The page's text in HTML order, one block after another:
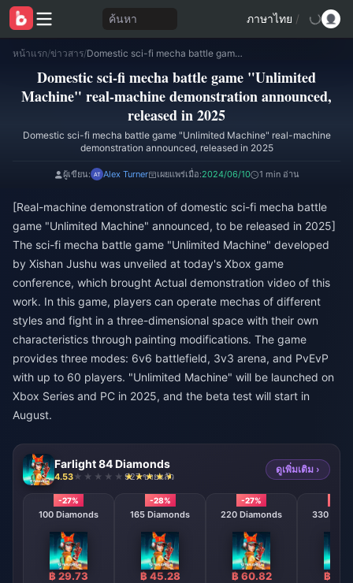
ค้นหา ภาษาไทย /
หน้าแรก/ข่าวสาร/ Domestic sci-fi mecha battle game "Unlimited Machine" real-machine demonstration announced, released in 2025
Domestic sci-fi mecha battle game "Unlimited
Machine" real-machine demonstration announced,
released in 2025
Domestic sci-fi mecha battle game "Unlimited Machine" real-machine
demonstration announced, released in 2025
ผู้เขียน: Alex Turner เผยแพร่เมื่อ:2024/06/10 1 min อ่าน
[Real-machine demonstration of domestic sci-fi mecha battle
game "Unlimited Machine" announced, to be released in 2025]
The sci-fi mecha battle game "Unlimited Machine" developed
by Xishan Jushu was unveiled at today's Xbox game
conference, which brought Actual demonstration video of this
work. In this game, players can operate mechas of different
styles and fight in a three-dimensional space with their own
characteristics through painting modifications. The game
provides three modes: 6v6 battlefield, 3v3 arena, and PvEvP
with up to 60 players. "Unlimited Machine" will be launched on
Xbox Series and PC in 2025, and the beta test will start in
August.
Farlight 84 Diamonds
4.53 927 ขายแล้ว
ดูเพิ่มเติม ›
-27%
100 Diamonds
฿ 29.73
-28%
165 Diamonds
฿ 45.28
-27%
220 Diamonds
฿ 60.82
330
฿